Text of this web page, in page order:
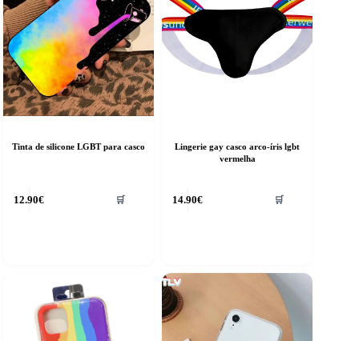
Tinta de silicone LGBT para casco
12.90€ 🛒
Lingerie gay casco arco-íris lgbt
vermelha
14.90€ 🛒
product
options
may
chosen